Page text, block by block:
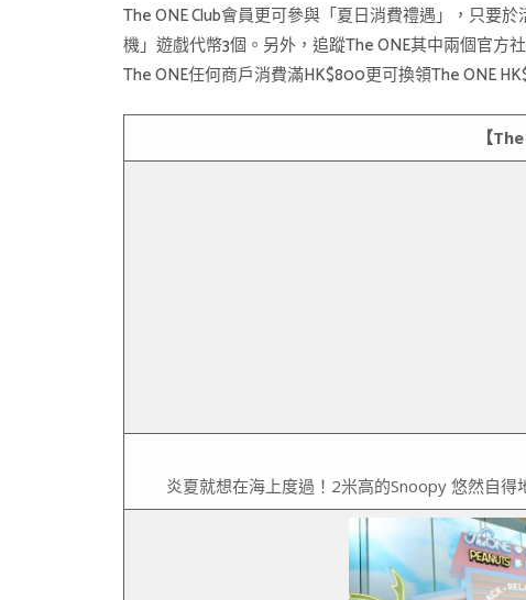
The ONE Club會員更可參與「夏日消費禮遇」，只要
機」遊戲代幣3個。另外，追蹤The ONE其中兩個官方
The ONE任何商戶消費滿HK$800更可換領The ONE
【
炎夏就想在海上度過！2米高的Snoopy 悠然自